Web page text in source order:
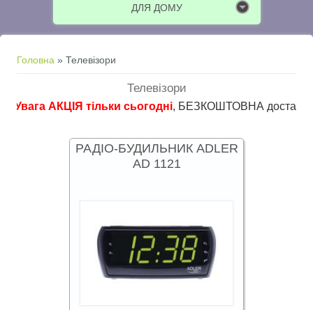
ДЛЯ ДОМУ
Ви є тут
Головна » Телевізори
Телевізори
АКЦІЯ тільки сьогодні, БЕЗКОШТОВНА доставка в
РАДІО-БУДИЛЬНИК ADLER
AD 1121